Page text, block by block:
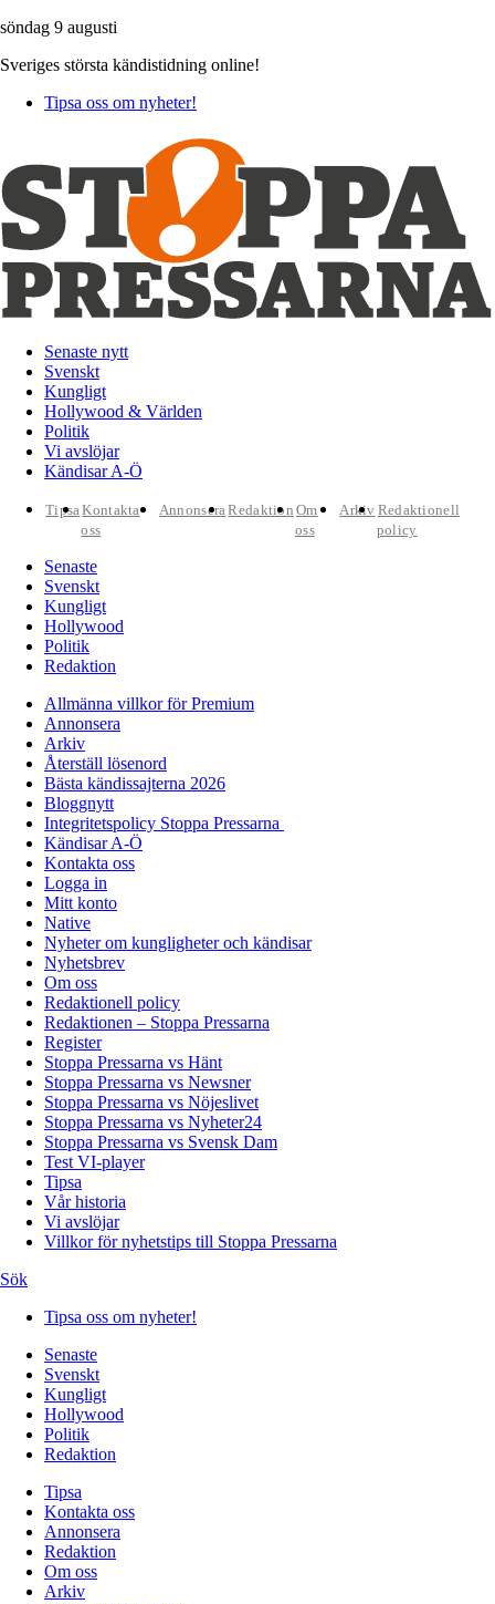
söndag 9 augusti
Sveriges största kändistidning online!
Tipsa oss om nyheter!
Senaste nytt
Svenskt
Kungligt
Hollywood & Världen
Politik
Vi avslöjar
Kändisar A-Ö
TipsaKontakta
oss
AnnonseraRedaktion Om
oss
Arkiv Redaktionell
policy
Senaste
Svenskt
Kungligt
Hollywood
Politik
Redaktion
Allmänna villkor för Premium
Annonsera
Arkiv
Återställ lösenord
Bästa kändissajterna 2026
Bloggnytt
Integritetspolicy Stoppa Pressarna
Kändisar A-Ö
Kontakta oss
Logga in
Mitt konto
Native
Nyheter om kungligheter och kändisar
Nyhetsbrev
Om oss
Redaktionell policy
Redaktionen – Stoppa Pressarna
Register
Stoppa Pressarna vs Hänt
Stoppa Pressarna vs Newsner
Stoppa Pressarna vs Nöjeslivet
Stoppa Pressarna vs Nyheter24
Stoppa Pressarna vs Svensk Dam
Test VI-player
Tipsa
Vår historia
Vi avslöjar
Villkor för nyhetstips till Stoppa Pressarna
Sök
Tipsa oss om nyheter!
Senaste
Svenskt
Kungligt
Hollywood
Politik
Redaktion
Tipsa
Kontakta oss
Annonsera
Redaktion
Om oss
Arkiv